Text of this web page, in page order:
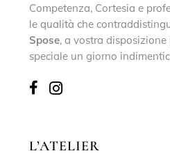
Competenza, Cortesia e
le qualità che
Spose, a vostra
speciale un giorno
L’ATELIER